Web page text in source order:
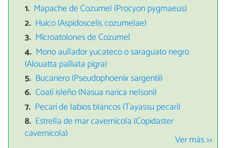
Mapache de Cozumel (Procyon pygmaeus)
Huico (Aspidoscelis cozumelae)
Microatolones de Cozumel
Mono aullador yucateco o saraguato negro
(Alouatta palliata pigra)
Bucanero (Pseudophoenix sargentii)
Coatí isleño (Nasua narica nelsoni)
Pecarí de labios blancos (Tayassu pecari)
Estrella de mar cavernícola (Copidaster
cavernicola)
Ver más >>